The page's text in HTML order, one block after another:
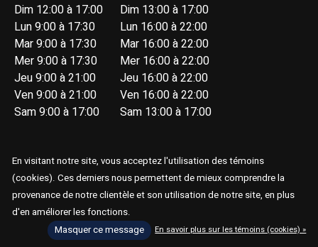
Dim 12:00 à 17:00
Lun 9:00 à 17:30
Mar 9:00 à 17:30
Mer 9:00 à 17:30
Jeu 9:00 à 21:00
Ven 9:00 à 21:00
Sam 9:00 à 17:00
Dim 13:00 à 17:00
Lun 16:00 à 22:00
Mar 16:00 à 22:00
Mer 16:00 à 22:00
Jeu 16:00 à 22:00
Ven 16:00 à 22:00
Sam 13:00 à 17:00
© Copyright 2026 Maïkan Aventure
En visitant notre site, vous acceptez l'utilisation des témoins
(cookies). Ces derniers nous permettent de mieux comprendre la
provenance de notre clientèle et son utilisation de notre site, en plus
d'en améliorer les fonctions.
Masquer ce message
En savoir plus sur les témoins (cookies) »